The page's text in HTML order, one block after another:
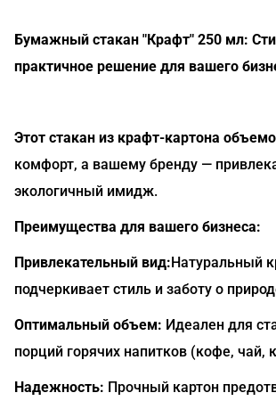
Бумажный стакан "Крафт" 250 мл:
практичное решение для вашего
Этот стакан из крафт-картона
комфорт, а вашему бренду —
экологичный имидж.
Преимущества для вашего бизнеса:
Привлекательный вид:Натуральный
подчеркивает стиль и заботу о
Оптимальный объем: Идеален для
порций горячих напитков (кофе, чай,
Надежность: Прочный картон